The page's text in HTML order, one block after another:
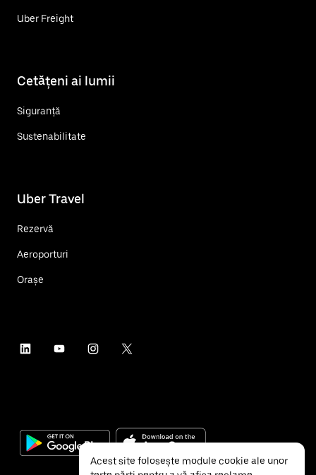
Uber Freight
Cetățeni ai lumii
Siguranță
Sustenabilitate
Uber Travel
Rezervă
Aeroporturi
Orașe
Acest site folosește module cookie ale unor